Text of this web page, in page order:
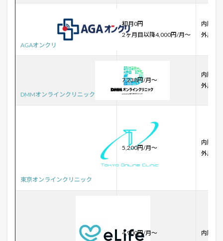
AGAオンクリ
初月0円
2ヶ月目以降4,000円/月～
内服薬
外用薬
DMMオンラインクリニック
7,238円/月～
内服薬
外用薬
東京オンラインクリニック
5,200円/月〜
内服薬
外用薬
4,900円/月～ 内服薬